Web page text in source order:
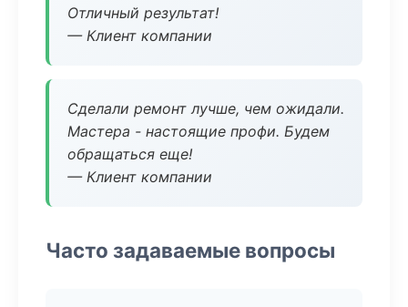
Отличный результат!
— Клиент компании
Сделали ремонт лучше, чем ожидали.
Мастера - настоящие профи. Будем
обращаться еще!
— Клиент компании
Часто задаваемые вопросы